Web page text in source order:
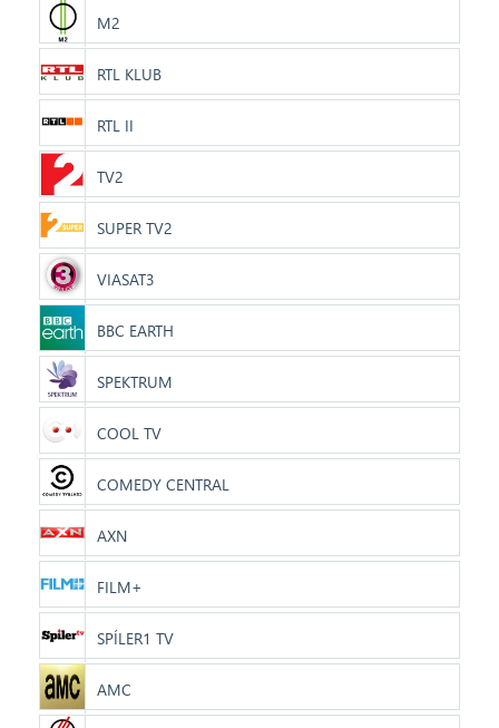
M2
RTL KLUB
RTL II
TV2
SUPER TV2
VIASAT3
BBC EARTH
SPEKTRUM
COOL TV
COMEDY CENTRAL
AXN
FILM+
SPÍLER1 TV
AMC